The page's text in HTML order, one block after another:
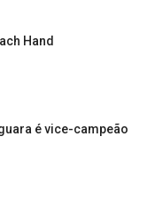
Hand
é vice-campeão